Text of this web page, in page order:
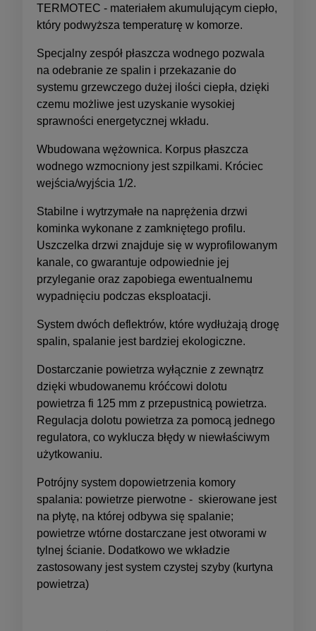
TERMOTEC - materiałem akumulującym ciepło,
który podwyższa temperaturę w komorze.
Specjalny zespół płaszcza wodnego pozwala
na odebranie ze spalin i przekazanie do
systemu grzewczego dużej ilości ciepła, dzięki
czemu możliwe jest uzyskanie wysokiej
sprawności energetycznej wkładu.
Wbudowana wężownica. Korpus płaszcza
wodnego wzmocniony jest szpilkami. Króciec
wejścia/wyjścia 1/2.
Stabilne i wytrzymałe na naprężenia drzwi
kominka wykonane z zamkniętego profilu.
Uszczelka drzwi znajduje się w wyprofilowanym
kanale, co gwarantuje odpowiednie jej
przyleganie oraz zapobiega ewentualnemu
wypadnięciu podczas eksploatacji.
System dwóch deflektrów, które wydłużają drogę
spalin, spalanie jest bardziej ekologiczne.
Dostarczanie powietrza wyłącznie z zewnątrz
dzięki wbudowanemu króćcowi dolotu
powietrza fi 125 mm z przepustnicą powietrza.
Regulacja dolotu powietrza za pomocą jednego
regulatora, co wyklucza błędy w niewłaściwym
użytkowaniu.
Potrójny system dopowietrzenia komory
spalania: powietrze pierwotne - skierowane jest
na płytę, na której odbywa się spalanie;
powietrze wtórne dostarczane jest otworami w
tylnej ścianie. Dodatkowo we wkładzie
zastosowany jest system czystej szyby (kurtyna
powietrza)